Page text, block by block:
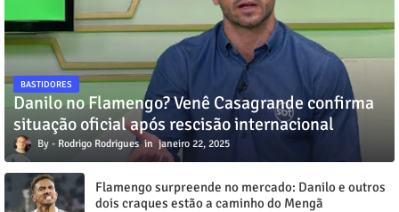
BASTIDORES
Danilo no Flamengo? Venê Casagrande confirma
situação oficial após rescisão internacional
Rodrigo Rodrigues janeiro 22, 2025
Flamengo surpreende no mercado: Danilo e outros
dois craques estão a caminho do Mengã